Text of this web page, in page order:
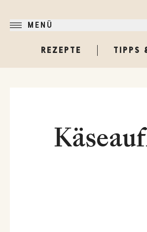
MENÜ
REZEPTE TIPPS